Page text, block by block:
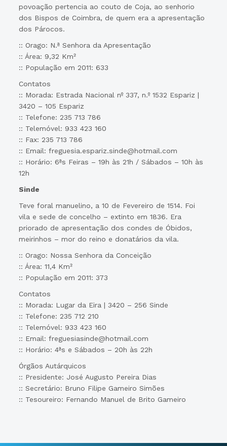
povoação pertencia ao couto de Coja, ao senhorio
dos Bispos de Coimbra, de quem era a apresentação
dos Párocos.
:: Orago: N.ª Senhora da Apresentação
:: Área: 9,32 Km²
:: População em 2011: 633
Contatos
:: Morada: Estrada Nacional nº 337, n.º 1532 Espariz |
3420 – 105 Espariz
:: Telefone: 235 713 786
:: Telemóvel: 933 423 160
:: Fax: 235 713 786
:: Email: freguesia.espariz.sinde@hotmail.com
:: Horário: 6ªs Feiras – 19h às 21h / Sábados – 10h às
12h
Sinde
Teve foral manuelino, a 10 de Fevereiro de 1514. Foi
vila e sede de concelho – extinto em 1836. Era
priorado de apresentação dos condes de Óbidos,
meirinhos – mor do reino e donatários da vila.
:: Orago: Nossa Senhora da Conceição
:: Área: 11,4 Km²
:: População em 2011: 373
Contatos
:: Morada: Lugar da Eira | 3420 – 256 Sinde
:: Telefone: 235 712 210
:: Telemóvel: 933 423 160
:: Email: freguesiasinde@hotmail.com
:: Horário: 4ªs e Sábados – 20h às 22h
Órgãos Autárquicos
:: Presidente: José Augusto Pereira Dias
:: Secretário: Bruno Filipe Gameiro Simões
:: Tesoureiro: Fernando Manuel de Brito Gameiro